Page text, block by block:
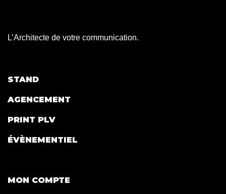
L’Architecte de votre communication.
STAND
AGENCEMENT
PRINT PLV
ÉVÈNEMENTIEL
MON COMPTE